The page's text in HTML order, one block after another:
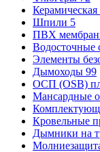
Керамическая
Шпили 5
ПВХ
Водосточные
Элементы
Дымоходы 99
ОСП (OSB)
Мансардные
Кровельные
Дымники на